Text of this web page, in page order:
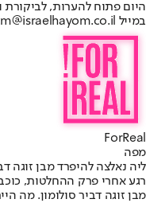
היום פתוח להערות, לביקורת
במייל hayom@israelhayom.co.il.
ForReal
מפה
ליה נאלצה להיפרד מבן זוגה
רגע אחרי פרק ההחלטות,
מבן זוגה דביר סולומון. מה